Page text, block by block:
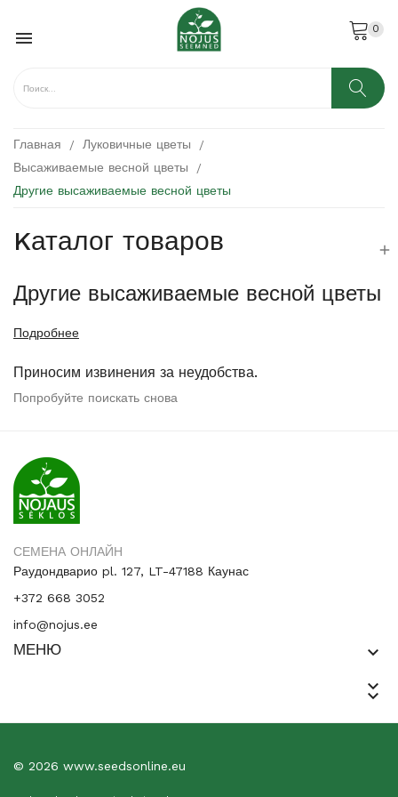
 0
Главная
Луковичные цветы
Высаживаемые весной цветы
Другие высаживаемые весной цветы
Kаталог товаров 
Другие высаживаемые весной цветы
Подробнее
Приносим извинения за неудобства.
Попробуйте поискать снова
СЕМЕНА ОНЛАЙН
Раудондварио pl. 127, LT-47188 Каунас
+372 668 3052
info@nojus.ee
МЕНЮ
keyboard_arrow_down
keyboard_arrow_down
keyboard_arrow_down
© 2026 www.seedsonline.eu